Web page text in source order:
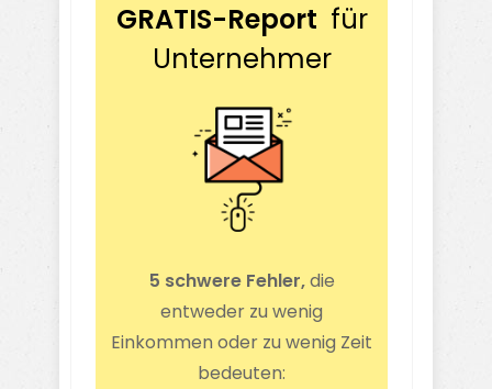
GRATIS-Report für
Unternehmer
5 schwere Fehler,die
entweder zu wenig
Einkommen oder zu wenig Zeit
bedeuten: